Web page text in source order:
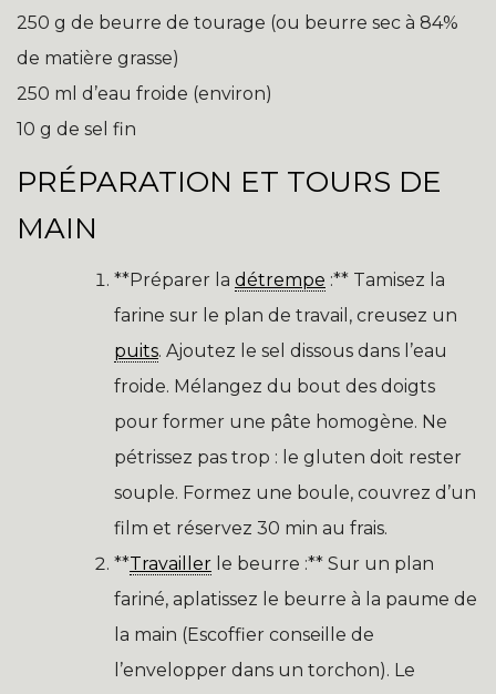
250 g de beurre de tourage (ou beurre sec à 84%
de matière grasse)
250 ml d’eau froide (environ)
10 g de sel fin
PRÉPARATION ET TOURS DE
MAIN
**Préparer la détrempe :** Tamisez la
farine sur le plan de travail, creusez un
puits. Ajoutez le sel dissous dans l’eau
froide. Mélangez du bout des doigts
pour former une pâte homogène. Ne
pétrissez pas trop : le gluten doit rester
souple. Formez une boule, couvrez d’un
film et réservez 30 min au frais.
**Travailler le beurre :** Sur un plan
fariné, aplatissez le beurre à la paume de
la main (Escoffier conseille de
l’envelopper dans un torchon). Le